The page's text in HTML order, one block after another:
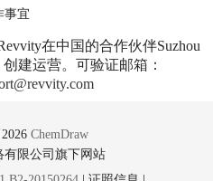
事宜
在中国的合作伙伴Suzhou
建运营。可验证邮箱：
ChemDraw
有限公司旗下网站